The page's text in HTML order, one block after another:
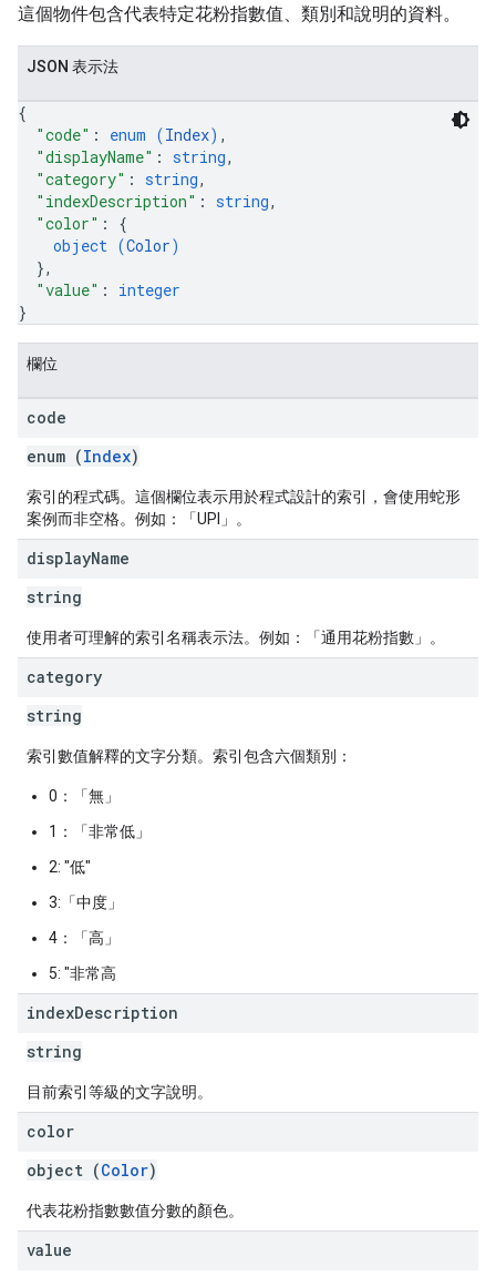
這個物件包含代表特定花粉指數值、類別和說明的資料。
JSON 表示法
{
"code" : enum (Index) ,
"displayName" : string,
"category" : string,
"indexDescription" : string,
"color" : {
object (Color)
},
"value" : integer
}
欄位
code
enum (Index)
索引的程式碼。這個欄位表示用於程式設計的索引，會使用蛇形
案例而非空格。例如：「UPI」。
displayName
string
使用者可理解的索引名稱表示法。例如：「通用花粉指數」。
category
string
索引數值解釋的文字分類。索引包含六個類別：
0：「無」
1：「非常低」
2: "低"
3:「中度」
4：「高」
5: "非常高
indexDescription
string
目前索引等級的文字說明。
color
object (Color)
代表花粉指數數值分數的顏色。
value